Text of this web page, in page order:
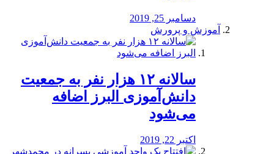
دسامبر 25, 2019
آموزش و پرورش
️سالانه ۱۲ هزار نفر به جمعیت
دانش‌آموزی البرز اضافه
می‌شود
اکتبر 22, 2019